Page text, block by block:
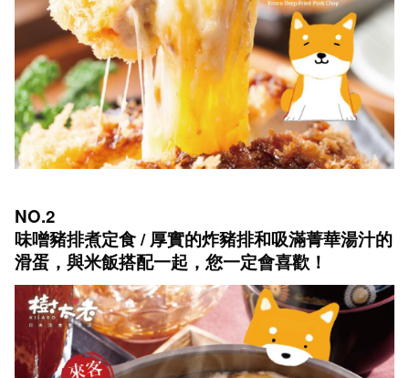
NO.2
味噌豬排煮定食 / 厚實的炸豬排和吸滿菁華湯汁的
滑蛋，與米飯搭配一起，您一定會喜歡！